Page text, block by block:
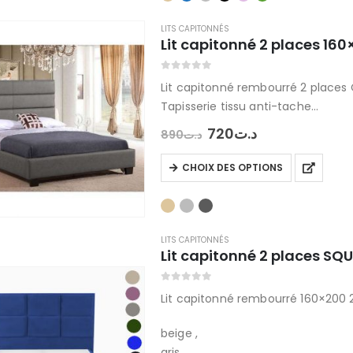
variations.
Les
options
peuvent
être
sur
page
du
produit
LITS CAPITONNÉS
Lit capitonné 2 places
Lit capitonné rembourré 2 places
Tapisserie tissu anti-tache
Sommier orthopédique
Livraison Rapide
Plusieurs couleurs
د.ت890 Le
initial
était :
د.ت720 Le
actuel
est :
CHOIX DES OPTIONS
Ce
produit
a
variations.
Les
options
peuvent
choisies
LITS CAPITONNÉS
Lit capitonné 2 places
Lit capitonné rembourré 160×200
beige ,